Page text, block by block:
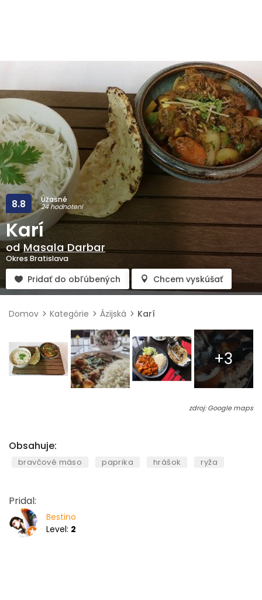
Úžasné
24 hodnotení
8.8
Karí
odMasala Darbar
Okres Bratislava
Pridať do obľúbených Chcem vyskúšať
Domov Kategórie Ázijská Karí
+3
zdroj: Google maps
Obsahuje:
bravčové mäso paprika hrášok ryža
Pridal:
Bestino
Level: 2